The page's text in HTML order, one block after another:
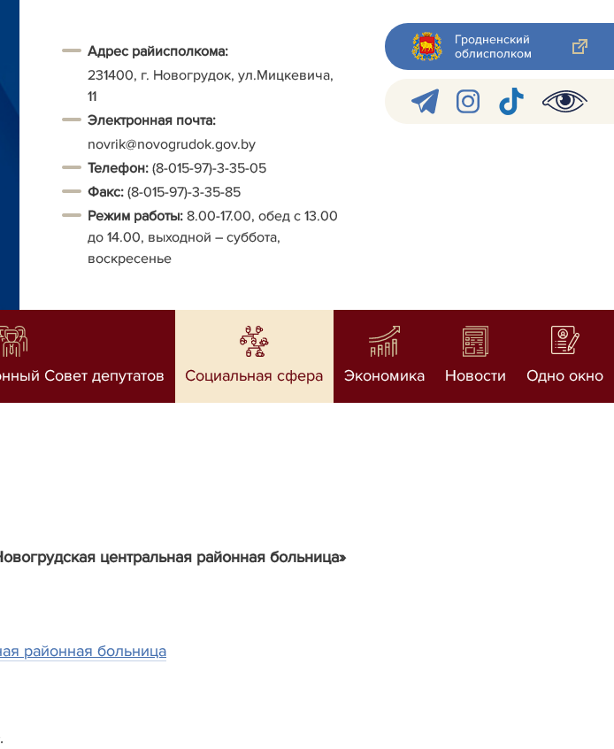
Адрес райисполкома:
231400, г. Новогрудок, ул.Мицкевича,
11
Электронная почта:
novrik@novogrudok.gov.by
Телефон: (8-015-97)-3-35-05
Факс: (8-015-97)-3-35-85
Режим работы: 8.00-17.00, обед с 13.00
до 14.00, выходной – суббота,
воскресенье
Гродненский
облисполком
Совет депутатов Социальная сфера Экономика Новости Одно окно
центральная районная больница»
районная больница